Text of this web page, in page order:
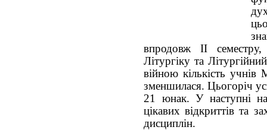
впродовж ІІ
Літургіку та
війною кількість учнів
зменшилася. Цьогоріч
21 юнак. У наступні
цікавих відкриттів та
дисциплін.